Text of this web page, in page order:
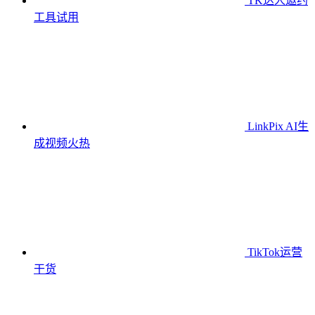
工具试用
LinkPix AI生
成视频火热
TikTok运营
干货